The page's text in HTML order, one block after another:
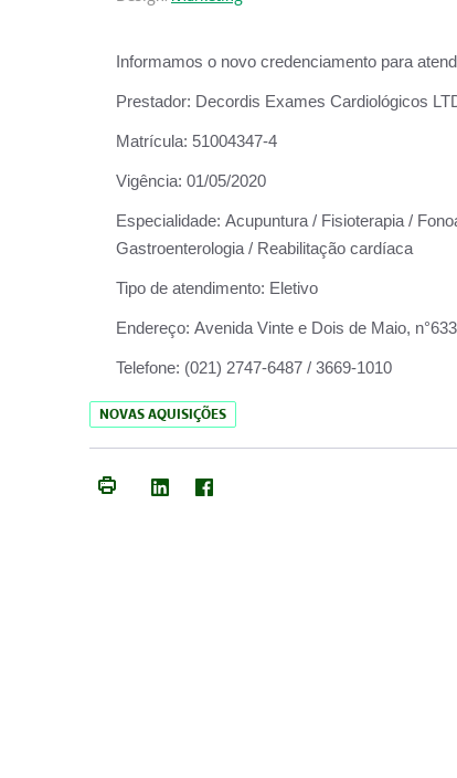
Informamos o novo credenciamento para
Prestador: Decordis Exames Cardiológicos
Matrícula: 51004347-4
Vigência: 01/05/2020
Especialidade: Acupuntura / Fisioterapia /
Gastroenterologia / Reabilitação cardíaca
Tipo de atendimento: Eletivo
Endereço: Avenida Vinte e Dois de Maio,
Telefone: (021) 2747-6487 / 3669-1010
NOVAS AQUISIÇÕES